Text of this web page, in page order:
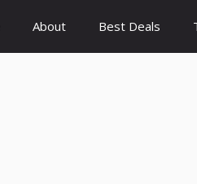
About Best Deals